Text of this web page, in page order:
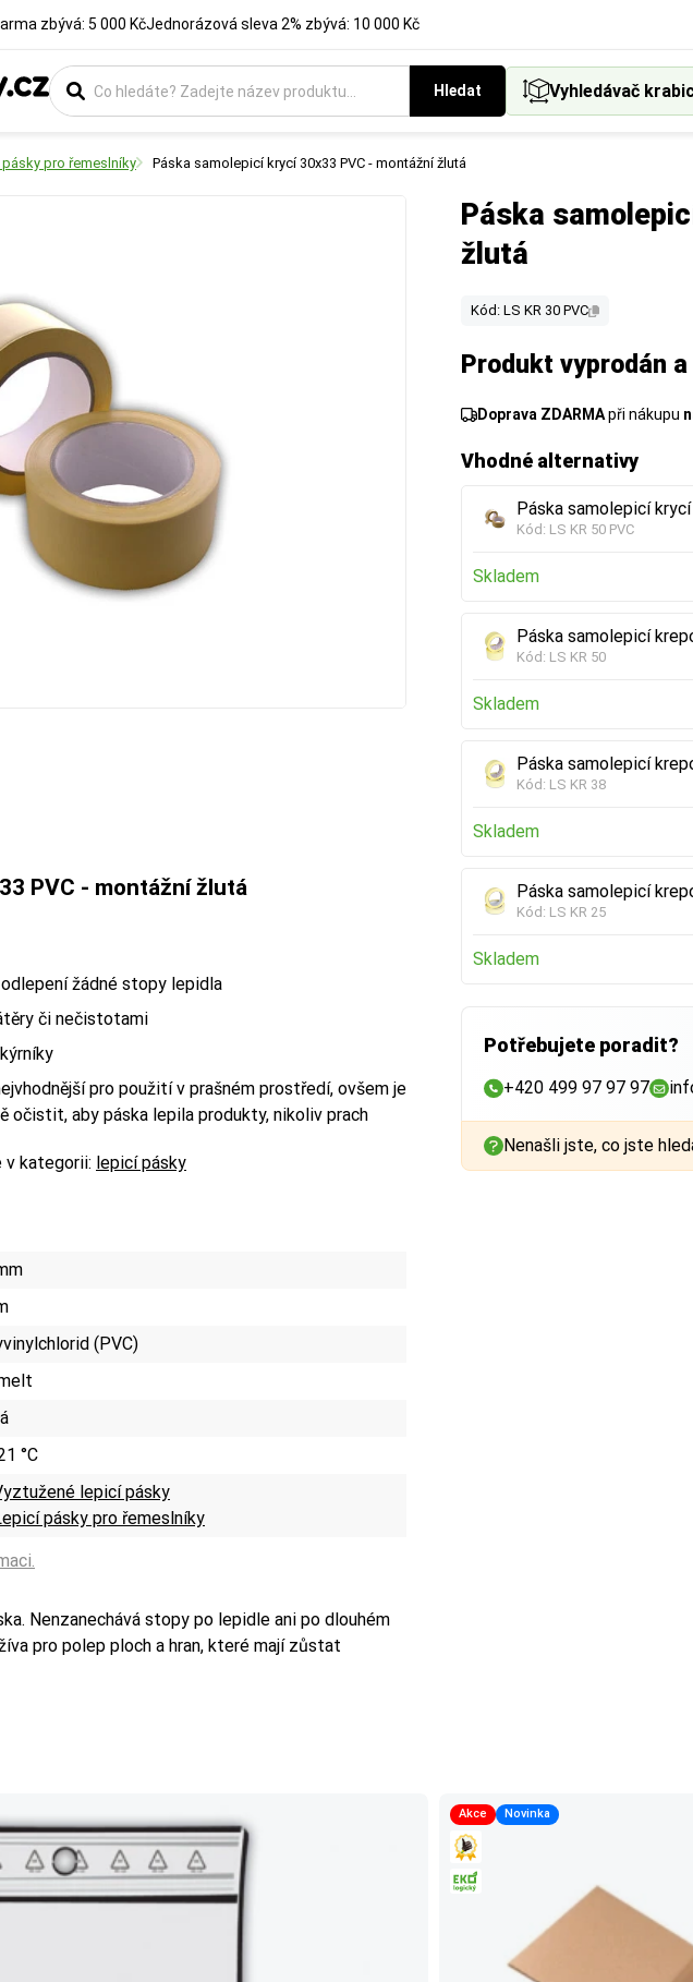
zbývá: 5 000 KčJednorázová sleva 2% zbývá: 10 000 Kč
Hledat Vyhledávač
pro řemeslníky Páska samolepicí krycí 30x33 PVC - montážní žlutá
Páska
žlutá
Kód: LS KR 30 PVC
Produkt vyprodán
Doprava ZDARMApři nákupu
Vhodné alternativy
Páska samolepicí
Kód: LS KR 50 PVC
Skladem
Páska samolepicí
Kód: LS KR 50
Skladem
Páska samolepicí
Kód: LS KR 38
Skladem
Páska samolepicí
Kód: LS KR 25
Skladem
Potřebujete poradit?
+420 499 97 97 97
Nenašli jste, co jste
PVC - montážní žlutá
žádné stopy lepidla
či nečistotami
pro použití v prašném prostředí, ovšem je
očistit, aby páska lepila produkty, nikoliv prach
v kategorii: lepicí pásky
(PVC)
°C
lepicí pásky
pásky pro řemeslníky
Nenzanechává stopy po lepidle ani po dlouhém
pro polep ploch a hran, které mají zůstat
Akce Novinka